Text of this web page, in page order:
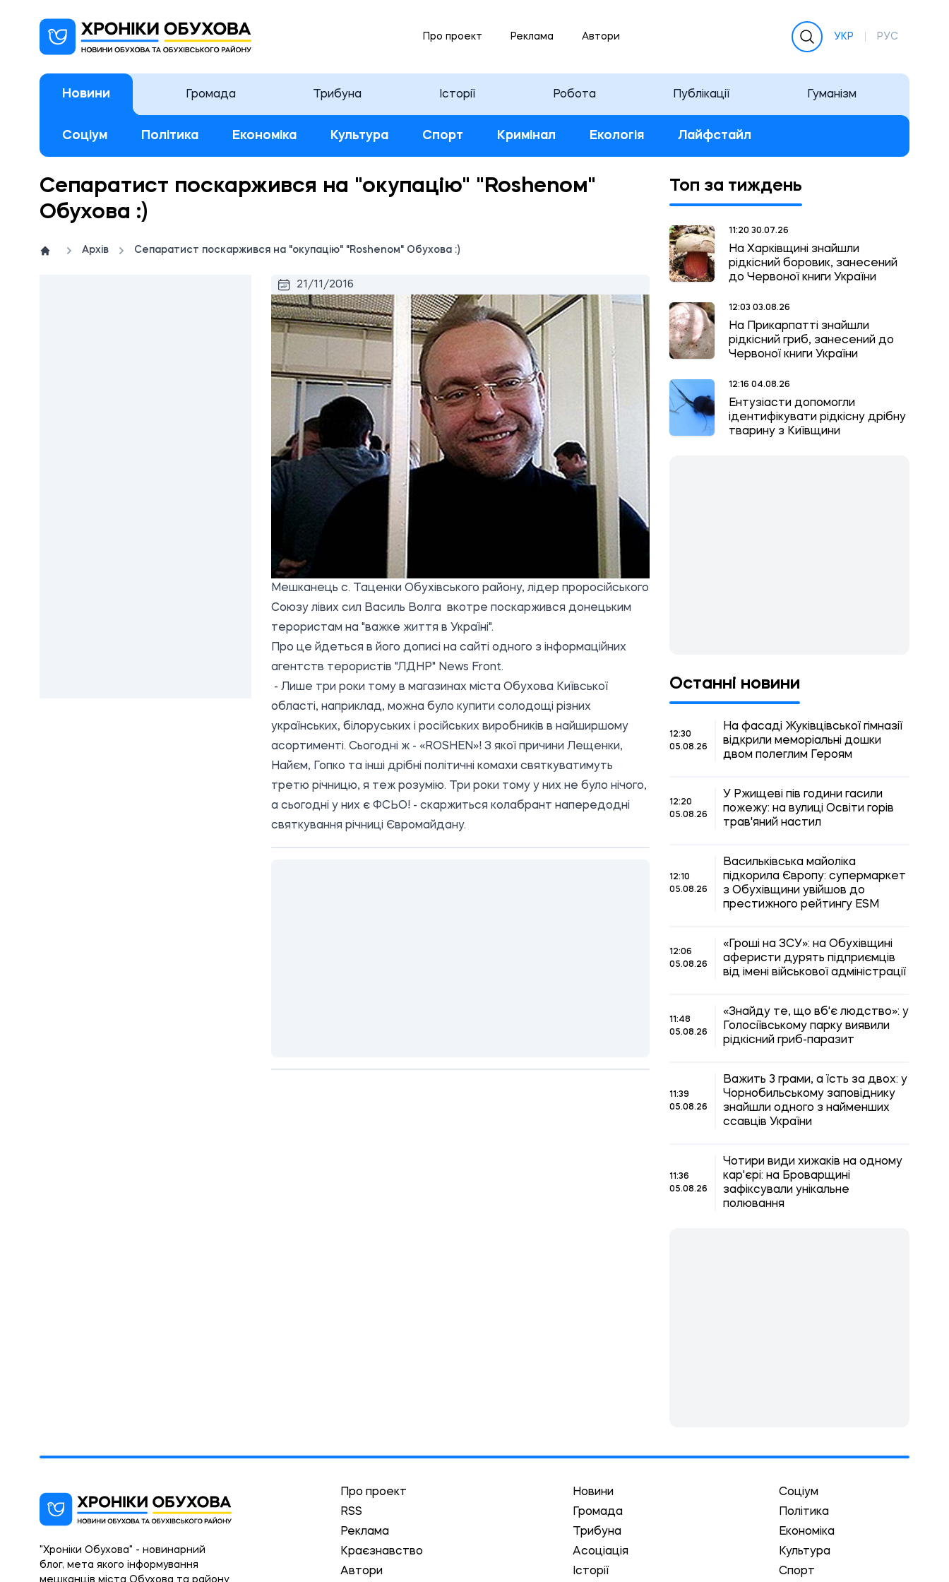
Про проект Реклама Автори УКР РУС
Новини Громада Трибуна Історії Робота Публікації Гуманізм
Соціум Політика Економіка Культура Спорт Кримінал Екологія Лайфстайл
Сепаратист поскаржився на "окупацію" "Roshenом"
Обухова :)
Архів Сепаратист поскаржився на "окупацію" "Roshenом" Обухова :)
21/11/2016
Мешканець с. Таценки Обухівського району, лідер проросійського
Союзу лівих сил Василь Волга вкотре поскаржився донецьким
терористам на "важке життя в Україні".
Про це йдеться в його дописі на сайті одного з інформаційних
агентств терористів "ЛДНР" News Front.
- Лише три роки тому в магазинах міста Обухова Київської
області, наприклад, можна було купити солодощі різних
українських, білоруських і російських виробників в найширшому
асортименті. Сьогодні ж - «ROSHEN»! З якої причини Лещенки,
Найєм, Гопко та інші дрібні політичні комахи святкуватимуть
третю річницю, я теж розумію. Три роки тому у них не було нічого,
а сьогодні у них є ФСЬО! - скаржиться колабрант напередодні
святкування річниці Євромайдану.
Топ за тиждень
11:20 30.07.26
На Харківщині знайшли
рідкісний боровик, занесений
до Червоної книги України
12:03 03.08.26
На Прикарпатті знайшли
рідкісний гриб, занесений до
Червоної книги України
12:16 04.08.26
Ентузіасти допомогли
ідентифікувати рідкісну дрібну
тварину з Київщини
Останні новини
12:30
05.08.26
На фасаді Жуківцівської гімназії
відкрили меморіальні дошки
двом полеглим Героям
12:20
05.08.26
У Ржищеві пів години гасили
пожежу: на вулиці Освіти горів
трав'яний настил
12:10
05.08.26
Васильківська майоліка
підкорила Європу: супермаркет
з Обухівщини увійшов до
престижного рейтингу ESM
12:06
05.08.26
«Гроші на ЗСУ»: на Обухівщині
аферисти дурять підприємців
від імені військової адміністрації
11:48
05.08.26
«Знайду те, що вб'є людство»: у
Голосіївському парку виявили
рідкісний гриб-паразит
11:39
05.08.26
Важить 3 грами, а їсть за двох: у
Чорнобильському заповіднику
знайшли одного з найменших
ссавців України
11:36
05.08.26
Чотири види хижаків на одному
кар'єрі: на Броварщині
зафіксували унікальне
полювання
Про проект
RSS
Реклама
Краєзнавство
Автори
Новини
Громада
Трибуна
Асоціація
Історії
Соціум
Політика
Економіка
Культура
Спорт
"Хроніки Обухова" - новинарний
блог, мета якого інформування
мешканців міста Обухова та району